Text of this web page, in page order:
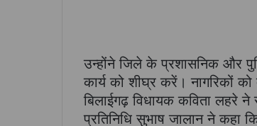
उन्होंने जिले के प्रशासनिक और
कार्य को शीघ्र करें। नागरिकों
बिलाईगढ़ विधायक कविता लहरे
प्रतिनिधि सुभाष जालान ने कहा